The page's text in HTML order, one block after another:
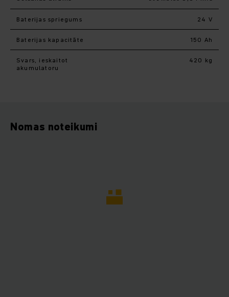
Baterijas spriegums 24 V
Baterijas kapacitāte 150 Ah
Svars, ieskaitot
akumulatoru
420 kg
Nomas noteikumi